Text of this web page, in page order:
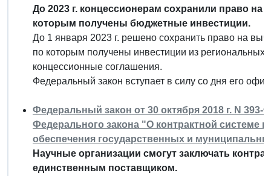
До 2023 г. концессионерам сохранили право
которым получены бюджетные инвестиции.
До 1 января 2023 г. решено сохранить право на
по которым получены инвестиции из
концессионные соглашения.
Федеральный закон вступает в силу со дня его
Федеральный закон от 30 октября 2018 г. N
Федерального закона "О контрактной системе
обеспечения государственных и
Научные организации смогут заключать
единственным поставщиком.